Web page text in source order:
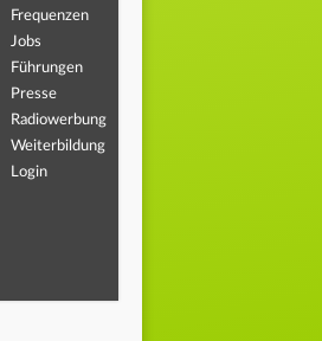
Frequenzen
Jobs
Führungen
Presse
Radiowerbung
Weiterbildung
Login